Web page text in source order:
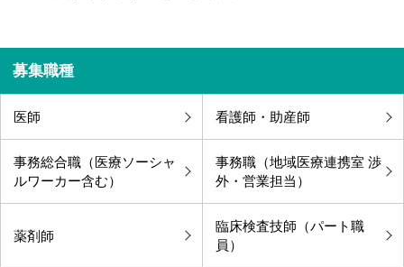
お問い合わせ
中部国際医療センターサイト
募集職種
医師 看護師・助産師
事務総合職（医療ソーシャ
ルワーカー含む）
事務職（地域医療連携室 渉
外・営業担当）
薬剤師
臨床検査技師（パート職
員）